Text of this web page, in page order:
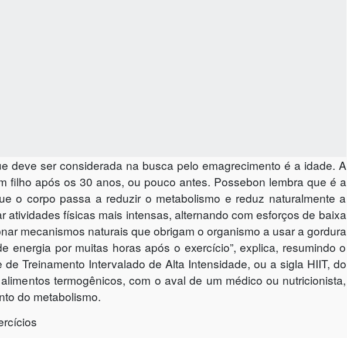
deve ser considerada na busca pelo emagrecimento é a idade. A
filho após os 30 anos, ou pouco antes. Possebon lembra que é a
o corpo passa a reduzir o metabolismo e reduz naturalmente a
atividades físicas mais intensas, alternando com esforços de baixa
mecanismos naturais que obrigam o organismo a usar a gordura
energia por muitas horas após o exercício”, explica, resumindo o
Treinamento Intervalado de Alta Intensidade, ou a sigla HIIT, do
termogênicos, com o aval de um médico ou nutricionista,
do metabolismo.